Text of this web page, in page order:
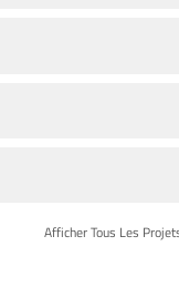
Afficher Tous Les